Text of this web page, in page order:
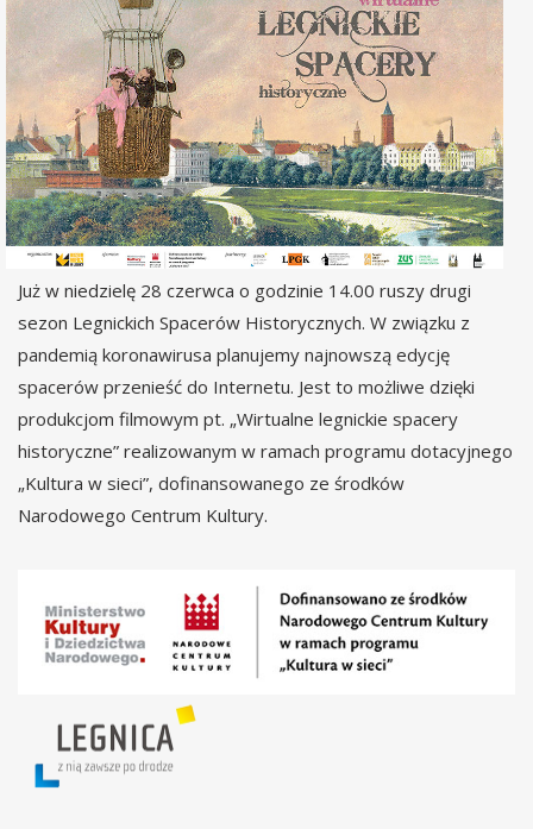
Już w niedzielę 28 czerwca o godzinie 14.00 ruszy drugi
sezon Legnickich Spacerów Historycznych. W związku z
pandemią koronawirusa planujemy najnowszą edycję
spacerów przenieść do Internetu. Jest to możliwe dzięki
produkcjom filmowym pt. „Wirtualne legnickie spacery
historyczne” realizowanym w ramach programu dotacyjnego
„Kultura w sieci”, dofinansowanego ze środków
Narodowego Centrum Kultury.